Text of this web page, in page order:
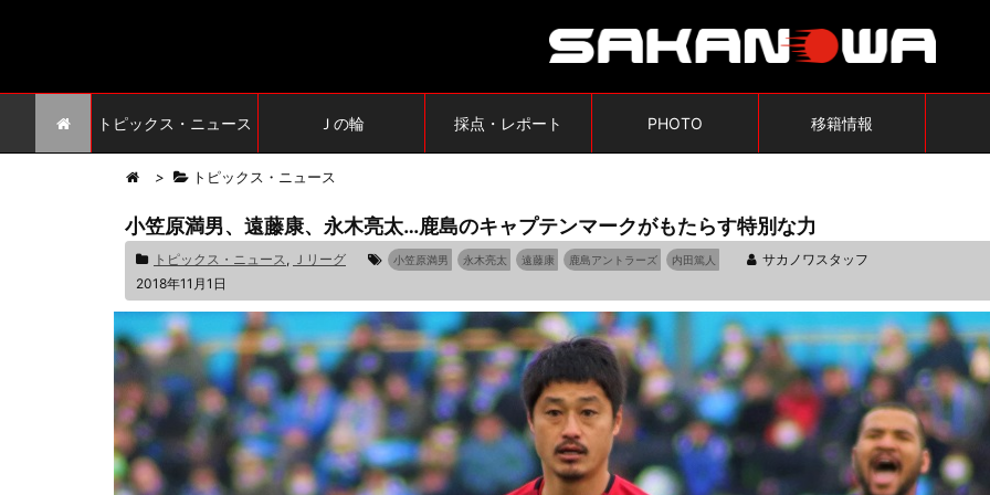
トピックス・ニュース Ｊの輪 採点・レポート PHOTO 移籍情報
> トピックス・ニュース
小笠原満男、遠藤康、永木亮太…鹿島のキャプテンマークがもたらす特別な力
トピックス・ニュース, Ｊリーグ 小笠原満男 永木亮太 遠藤康 鹿島アントラーズ 内田篤人
サカノワスタッフ
2018年11月1日